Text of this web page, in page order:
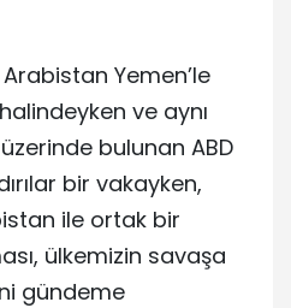
Yemen’le
ve aynı
bulunan ABD
bir vakayken,
ile ortak bir
ülkemizin savaşa
gündeme